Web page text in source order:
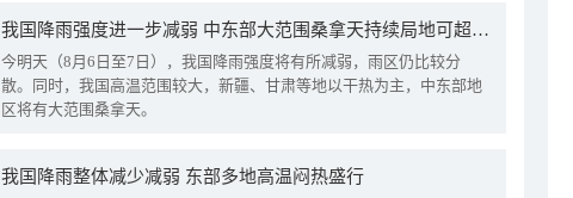
我国降雨强度进一步减弱 中东部大范围桑拿天持续局地可超38℃
今明天（8月6日至7日），我国降雨强度将有所减弱，雨区仍比较分
散。同时，我国高温范围较大，新疆、甘肃等地以干热为主，中东部地
区将有大范围桑拿天。
我国降雨整体减少减弱 东部多地高温闷热盛行